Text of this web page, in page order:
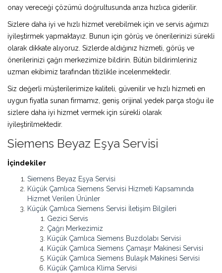
onay vereceği çözümü doğrultusunda arıza hızlıca giderilir.
Sizlere daha iyi ve hızlı hizmet verebilmek için ve servis ağımızı
iyileştirmek yapmaktayız. Bunun için görüş ve önerilerinizi sürekli
olarak dikkate alıyoruz. Sizlerde aldığınız hizmeti, görüş ve
önerilerinizi çağrı merkezimize bildirin. Bütün bildirimleriniz
uzman ekibimiz tarafından titizlikle incelenmektedir.
Siz değerli müşterilerimize kaliteli, güvenilir ve hızlı hizmeti en
uygun fiyatla sunan firmamız, geniş orijinal yedek parça stoğu ile
sizlere daha iyi hizmet vermek için sürekli olarak
iyileştirilmektedir.
Siemens Beyaz Eşya Servisi
İçindekiler
Siemens Beyaz Eşya Servisi
Küçük Çamlıca Siemens Servisi Hizmeti Kapsamında
Hizmet Verilen Ürünler
Küçük Çamlıca Siemens Servisi İletişim Bilgileri
Gezici Servis
Çağrı Merkezimiz
Küçük Çamlıca Siemens Buzdolabı Servisi
Küçük Çamlıca Siemens Çamaşır Makinesi Servisi
Küçük Çamlıca Siemens Bulaşık Makinesi Servisi
Küçük Çamlıca Klima Servisi